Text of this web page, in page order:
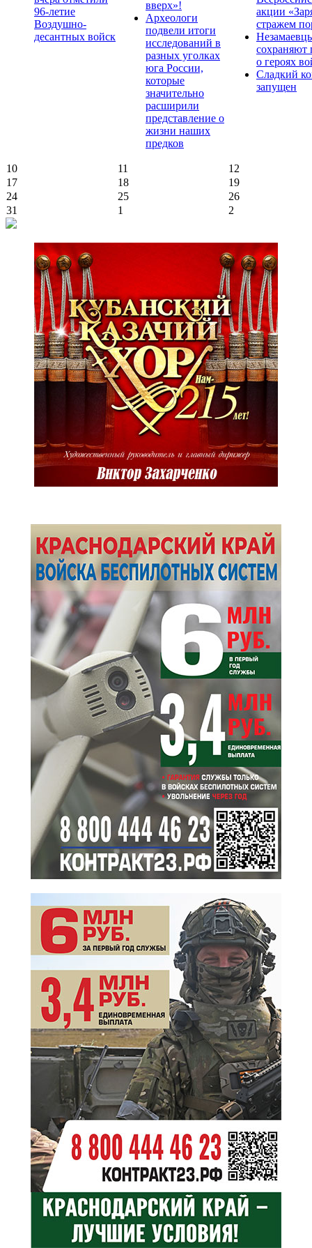
96-летие
Воздушно-
десантных войск
вверх»!
Археологи
подвели итоги
исследований в
разных уголках
юга России,
которые
значительно
расширили
представление о
жизни наших
предков
акции
стражем
сохраняют
о героях
Сладкий
запущен
10 11
12
17
18
19
24
25
26
31
1 2